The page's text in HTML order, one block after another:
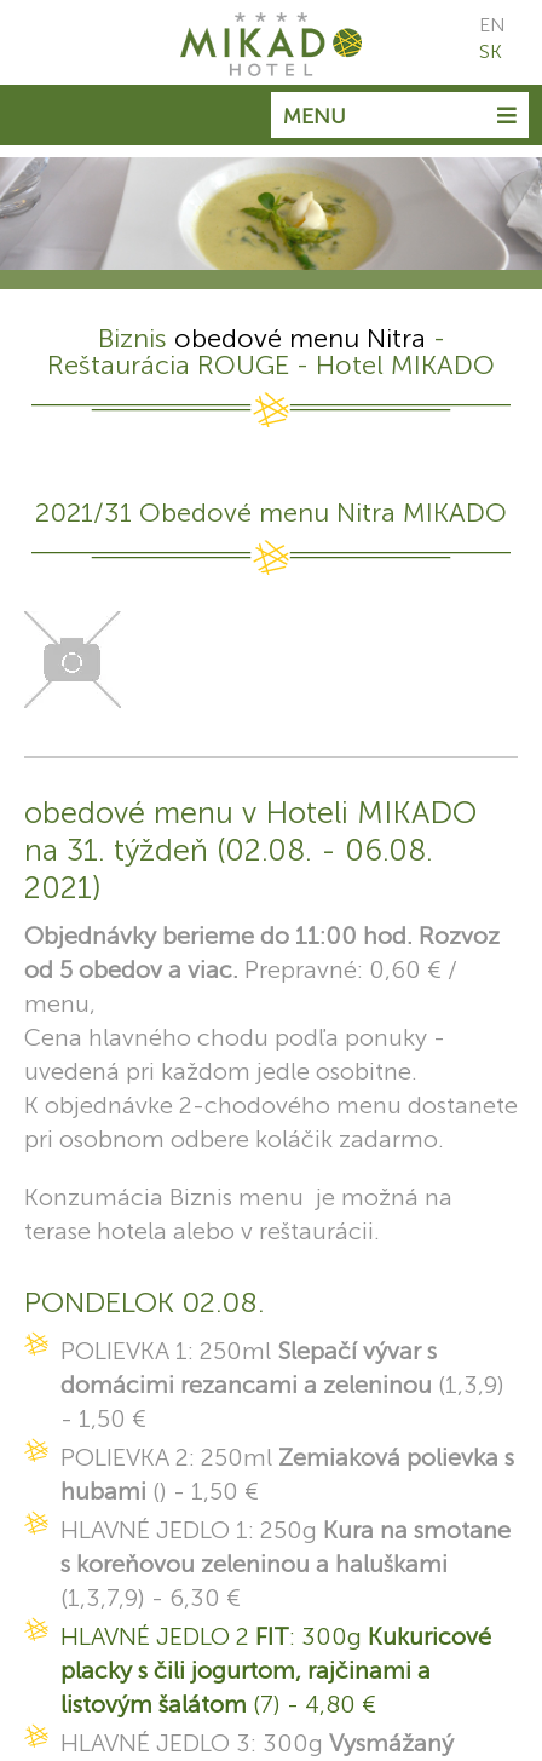
MENU
EN
SK
Biznis obedové menu Nitra -
Reštaurácia ROUGE - Hotel MIKADO
2021/31 Obedové menu Nitra MIKADO
obedové menu v Hoteli MIKADO
na 31. týždeň (02.08. - 06.08.
2021)
Objednávky berieme do 11:00 hod. Rozvoz
od 5 obedov a viac. Prepravné: 0,60 € /
menu,
Cena hlavného chodu podľa ponuky -
uvedená pri každom jedle osobitne.
K objednávke 2-chodového menu dostanete
pri osobnom odbere koláčik zadarmo.
Konzumácia Biznis menu je možná na
terase hotela alebo v reštaurácii.
PONDELOK 02.08.
POLIEVKA 1: 250ml Slepačí vývar s
domácimi rezancami a zeleninou (1,3,9)
- 1,50 €
POLIEVKA 2: 250ml Zemiaková polievka s
hubami () - 1,50 €
HLAVNÉ JEDLO 1: 250g Kura na smotane
s koreňovou zeleninou a haluškami
(1,3,7,9) - 6,30 €
HLAVNÉ JEDLO 2 FIT: 300g Kukuricové
placky s čili jogurtom, rajčinami a
listovým šalátom (7) - 4,80 €
HLAVNÉ JEDLO 3: 300g Vysmážaný